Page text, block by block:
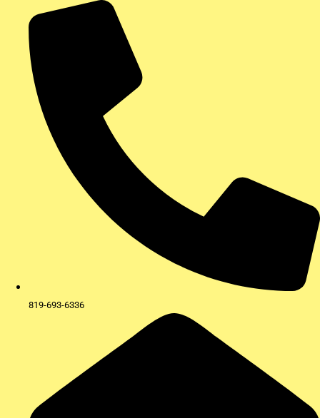
contenu
819-693-6336